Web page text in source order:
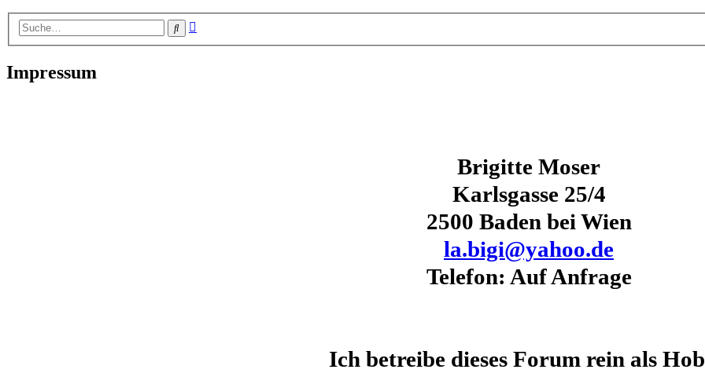
Suche
Impressum
Brigitte Moser
Karlsgasse 25/4
2500 Baden bei Wien
la.bigi@yahoo.de
Telefon: Auf Anfrage
Ich betreibe dieses Forum rein als